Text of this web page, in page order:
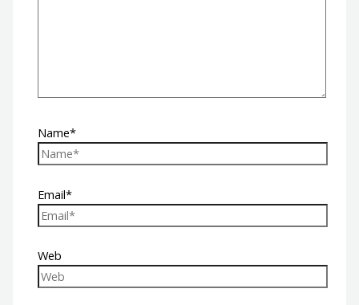
Name*
Email*
Web